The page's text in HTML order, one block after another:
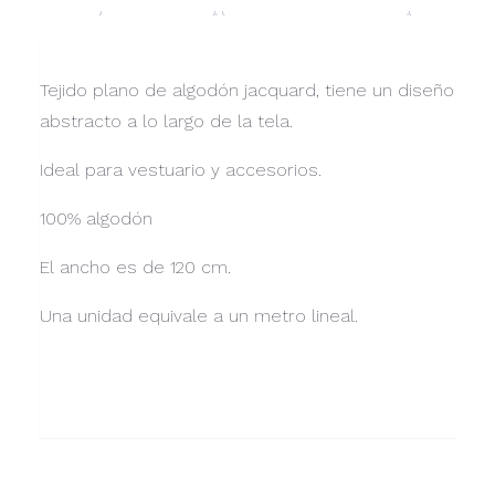
Tejido plano de algodón jacquard, tiene un diseño
abstracto a lo largo de la tela.
Ideal para vestuario y accesorios.
100% algodón
El ancho es de 120 cm.
Una unidad equivale a un metro lineal.